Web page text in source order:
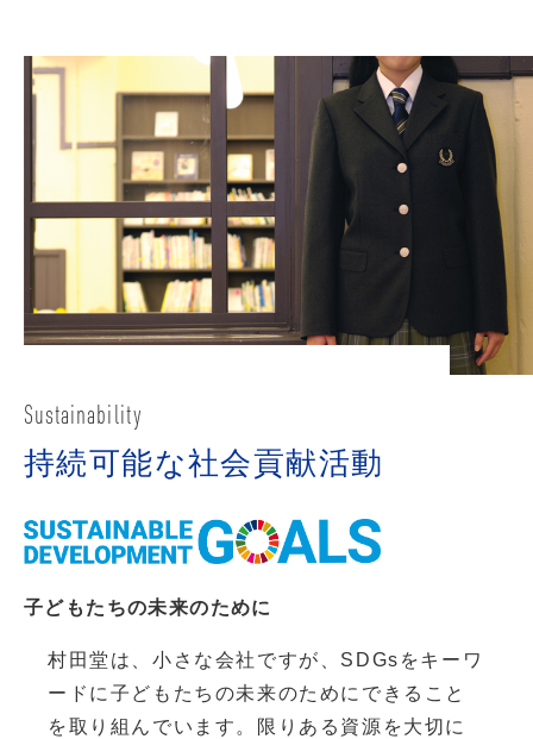
Sustainability
持続可能な社会貢献活動
子どもたちの未来のために
村田堂は、小さな会社ですが、SDGsをキーワ
ードに 子どもたちの未来のためにできること
を取り組んでいます。
限りある資源を大切に